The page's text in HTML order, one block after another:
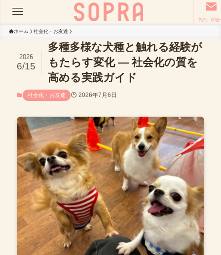
予約・問合
ホーム 社会化・お友達
多種多様な犬種と触れる経験が
もたらす変化 ― 社会化の質を
高める実践ガイド
2026
6/15
社会化・お友達 2026年7月6日